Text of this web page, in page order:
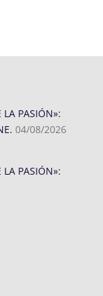
LA PASIÓN»:
04/08/2026
LA PASIÓN»: